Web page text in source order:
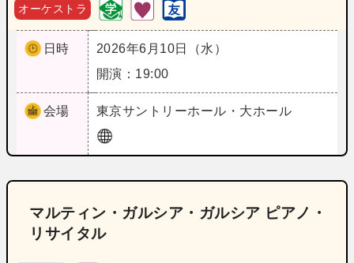
オーケストラ
日時
2026年6月10日（水）
開演：19:00
会場 東京サントリーホール・大ホール
マルティン・ガルシア・ガルシア ピアノ・
リサイタル